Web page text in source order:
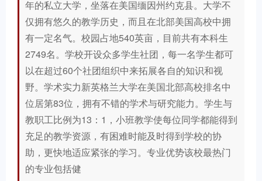
年的私立大学，坐落在美国缅因州约克县。大学不
仅拥有悠久的教学历史，而且在北部美国高校中拥
有一定名气。校园占地540英亩，目前共有本科生
2749名。学校开设众多学生社团，每一名学生都可
以在超过60个社团组织中来拓展各自的知识和视
野。学术实力新英格兰大学在美国北部高校排名中
位居第83位，拥有不错的学术与研究能力。学生与
教职工比例为13：1，小班教学使每位同学都能得到
充足的教学资源，有困难时能及时得到学校的协
助，更快地适应紧张的学习。专业优势该校最热门
的专业包括健